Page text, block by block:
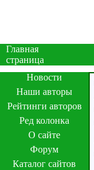
Главная
страница
Новости
Наши авторы
Рейтинги авторов
Ред колонка
О сайте
Форум
Каталог сайтов